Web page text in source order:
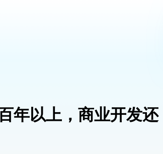
年以上，商业开发还